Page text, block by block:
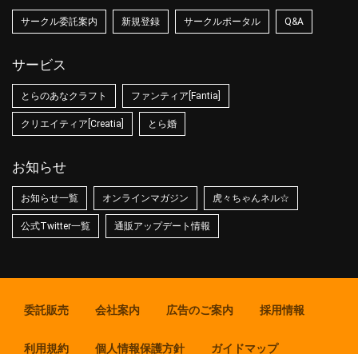
サークル委託案内 新規登録 サークルポータル Q&A
サービス
とらのあなクラフト ファンティア[Fantia]
クリエイティア[Creatia] とら婚
お知らせ
お知らせ一覧 オンラインマガジン 虎々ちゃんネル☆
公式Twitter一覧 通販アップデート情報
委託販売 会社案内 広告のご案内 採用情報
利用規約 個人情報保護方針 ガイドマップ